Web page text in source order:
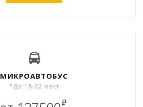
МИКРОАВТОБУС
*До 18-22 мест
₽